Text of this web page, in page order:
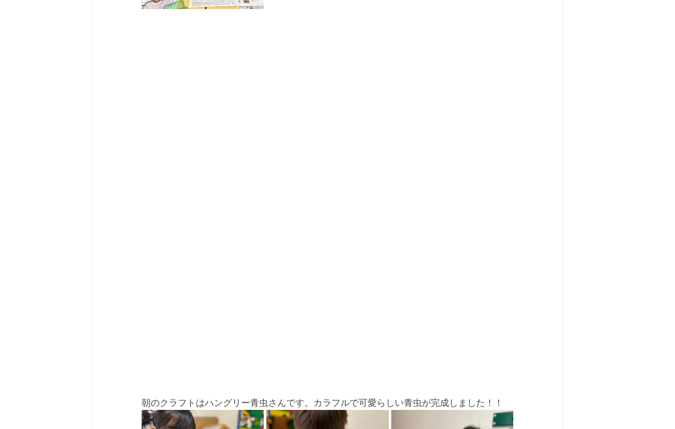
朝のクラフトはハングリー青虫さんです。カラフルで可愛らしい青虫が完成しました！！